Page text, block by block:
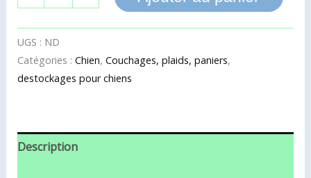
UGS : ND
Catégories : Chien, Couchages, plaids, paniers,
destockages pour chiens
Description